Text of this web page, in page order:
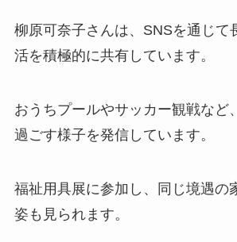
柳原可奈子さんは、SNSを通じて
活を積極的に共有しています。
おうちプールやサッカー観戦など
過ごす様子を発信しています。
福祉用具展に参加し、同じ境遇の
姿も見られます。